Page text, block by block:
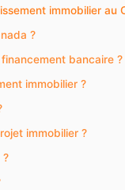
immobilier au
?
bancaire ?
immobilier ?
immobilier ?
?